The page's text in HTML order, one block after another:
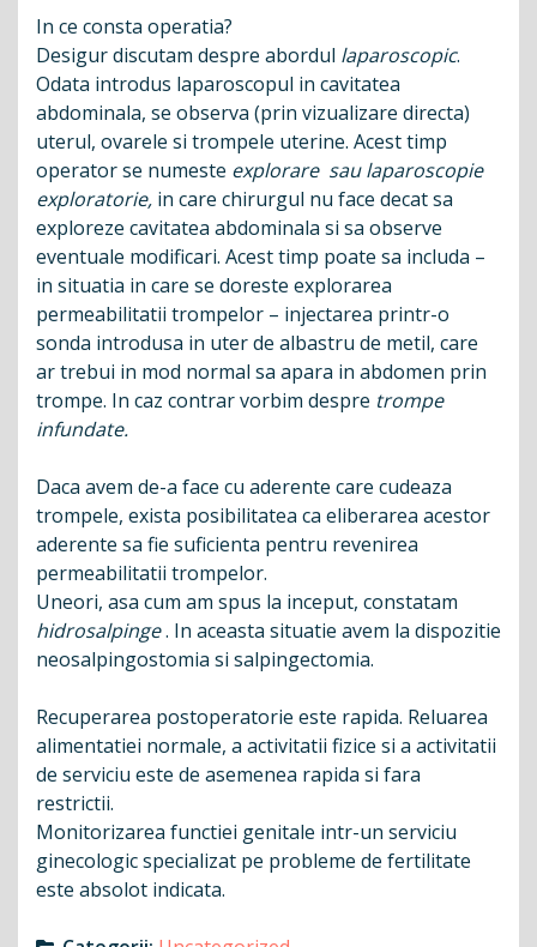
In ce consta operatia?
Desigur discutam despre abordul laparoscopic.
Odata introdus laparoscopul in cavitatea
abdominala, se observa (prin vizualizare directa)
uterul, ovarele si trompele uterine. Acest timp
operator se numeste explorare sau laparoscopie
exploratorie, in care chirurgul nu face decat sa
exploreze cavitatea abdominala si sa observe
eventuale modificari. Acest timp poate sa includa –
in situatia in care se doreste explorarea
permeabilitatii trompelor – injectarea printr-o
sonda introdusa in uter de albastru de metil, care
ar trebui in mod normal sa apara in abdomen prin
trompe. In caz contrar vorbim despre trompe
infundate.
Daca avem de-a face cu aderente care cudeaza
trompele, exista posibilitatea ca eliberarea acestor
aderente sa fie suficienta pentru revenirea
permeabilitatii trompelor.
Uneori, asa cum am spus la inceput, constatam
hidrosalpinge. In aceasta situatie avem la dispozitie
neosalpingostomia si salpingectomia.
Recuperarea postoperatorie este rapida. Reluarea
alimentatiei normale, a activitatii fizice si a activitatii
de serviciu este de asemenea rapida si fara
restrictii.
Monitorizarea functiei genitale intr-un serviciu
ginecologic specializat pe probleme de fertilitate
este absolot indicata.